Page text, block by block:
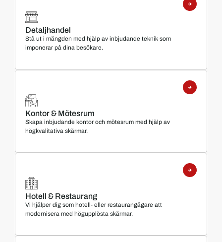
Detaljhandel
Stå ut i mängden med hjälp av inbjudande teknik som
imponerar på dina besökare.
Kontor & Mötesrum
Skapa inbjudande kontor och mötesrum med hjälp av
högkvalitativa skärmar.
Hotell & Restaurang
Vi hjälper dig som hotell- eller restaurangägare att
modernisera med högupplösta skärmar.